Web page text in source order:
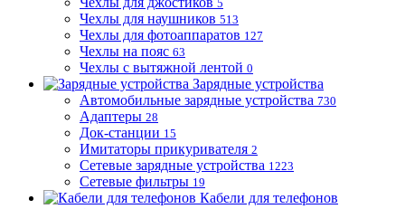
5
Чехлы для наушников 513
Чехлы для фотоаппаратов 127
Чехлы на пояс 63
Чехлы с вытяжной лентой 0
Зарядные устройства
Автомобильные зарядные устройства 730
Адаптеры 28
Док-станции 15
Имитаторы прикуривателя 2
Сетевые зарядные устройства 1223
Сетевые фильтры 19
Кабели для телефонов